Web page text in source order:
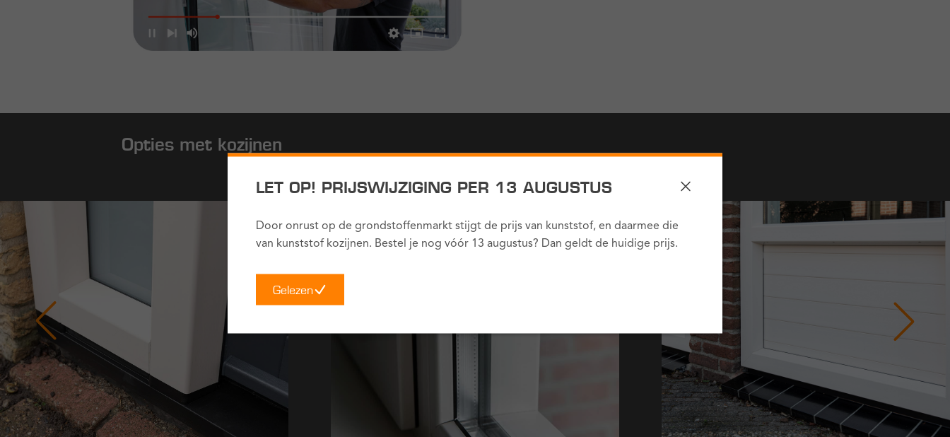
Opties met kozijnen
LET OP! PRIJSWIJZIGING PER 13 AUGUSTUS
Door onrust op de grondstoffenmarkt stijgt de prijs van kunststof, en daarmee die
van kunststof kozijnen. Bestel je nog vóór 13 augustus? Dan geldt de huidige prijs.
Gelezen